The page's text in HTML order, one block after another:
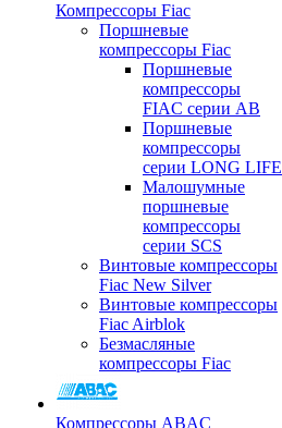
Компрессоры Fiac
Поршневые
компрессоры Fiac
Поршневые
компрессоры
FIAC серии AB
Поршневые
компрессоры
серии LONG LIFE
Малошумные
поршневые
компрессоры
серии SCS
Винтовые компрессоры
Fiac New Silver
Винтовые компрессоры
Fiac Airblok
Безмасляные
компрессоры Fiac
Компрессоры ABAC